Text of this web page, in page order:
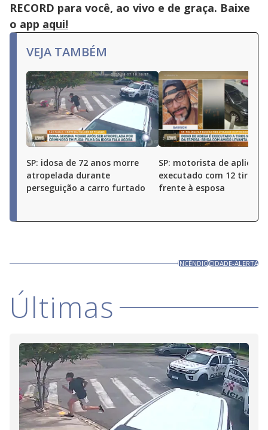
RECORD para você, ao vivo e de graça. Baixe
o app aqui!
VEJA TAMBÉM
SP: idosa de 72 anos morre
atropelada durante
perseguição a carro furtado
SP: motorista de
executado com 12 tiros
frente à esposa
INCÊNDIOCIDADE-ALERTA
Últimas